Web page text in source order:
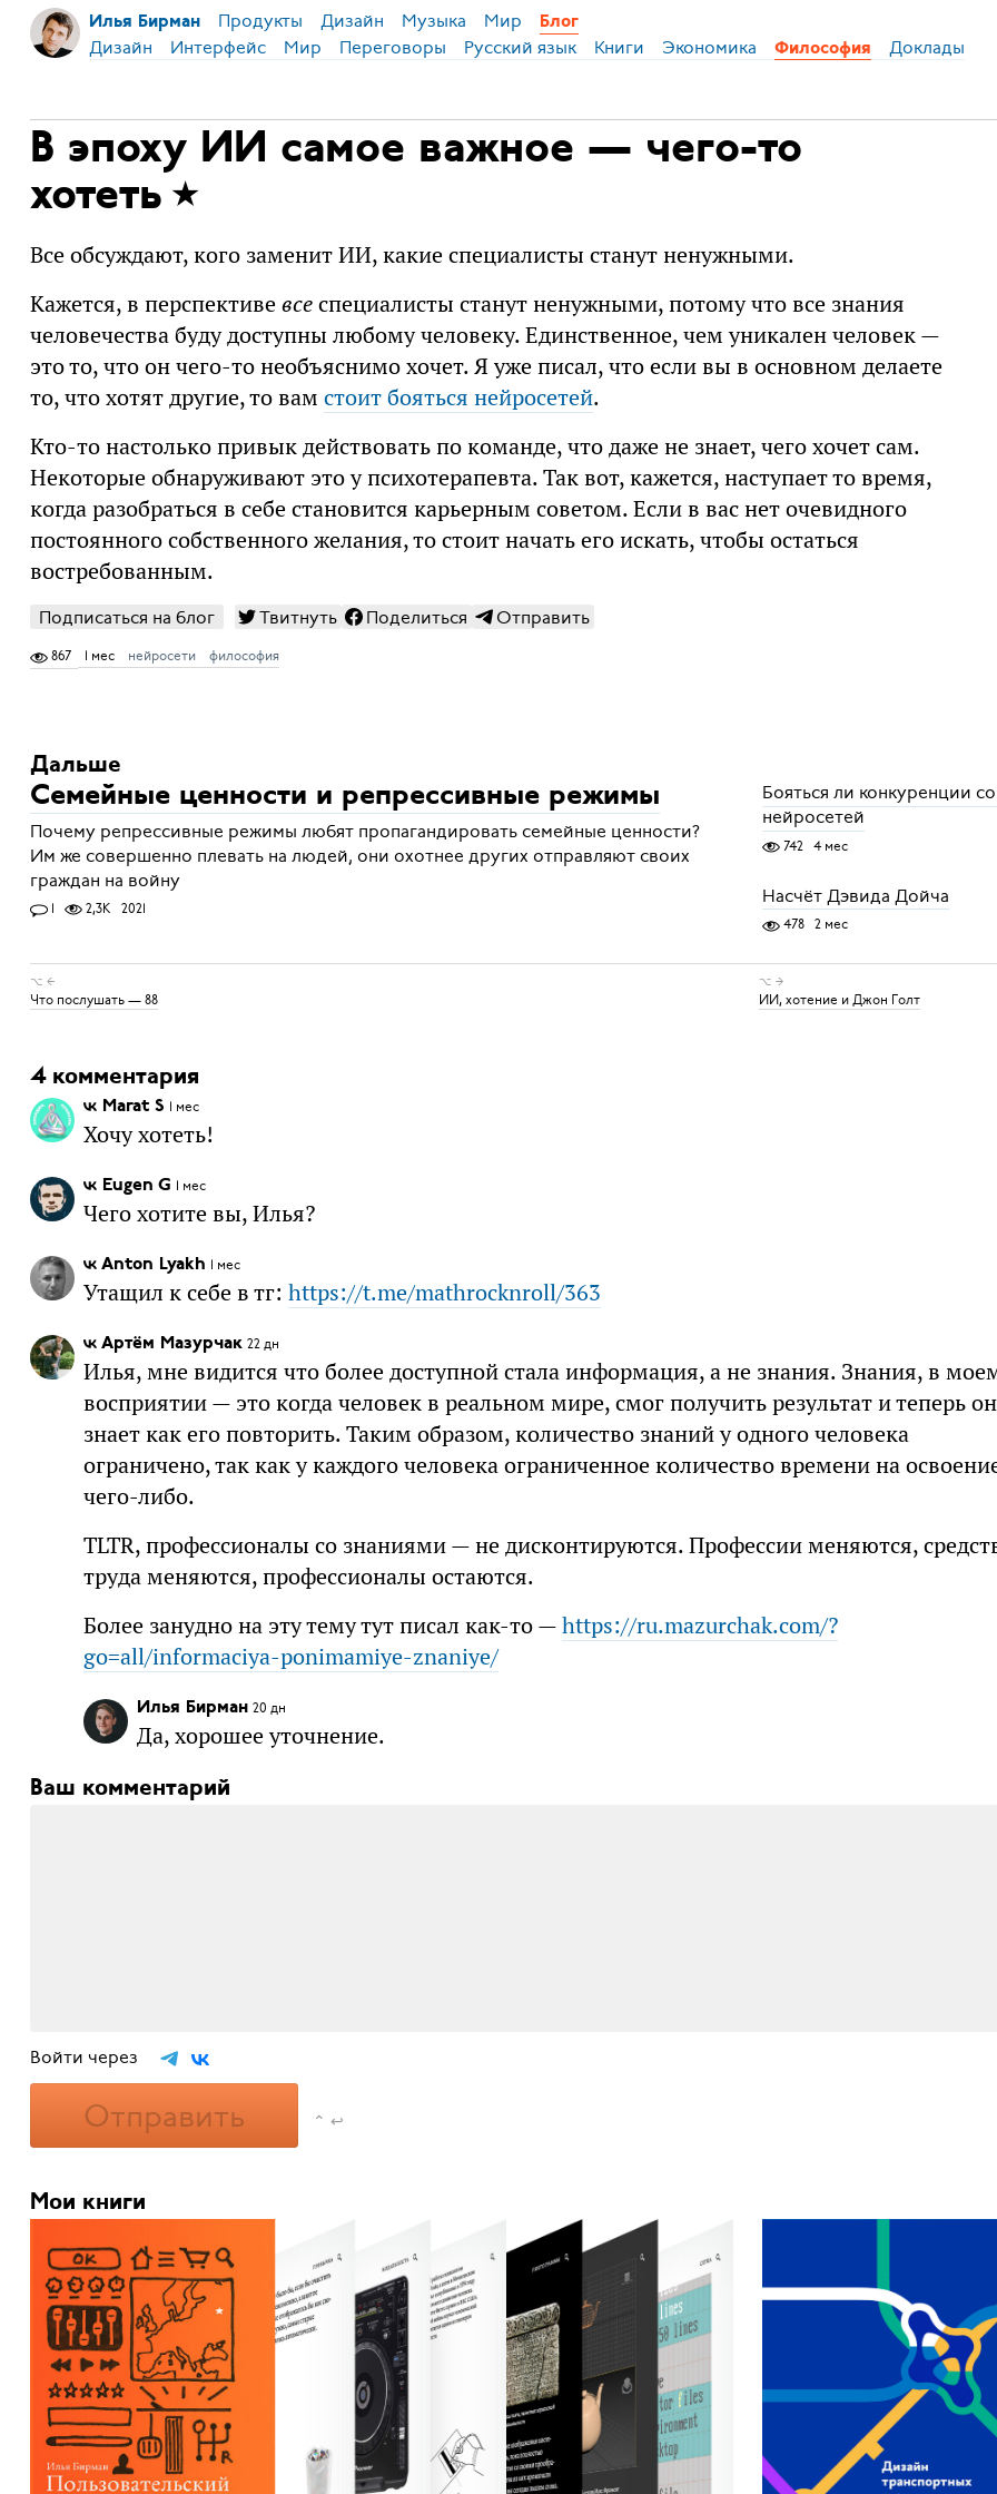
Илья Бирман Продукты Дизайн Музыка Мир Блог
Дизайн Интерфейс Мир Переговоры Русский язык Книги Экономика Философия Доклады
В эпоху ИИ самое важное — чего-то
хотеть
Все обсуждают, кого заменит ИИ, какие специалисты станут ненужными.
Кажется, в перспективевсеспециалисты станут ненужными, потому что все знания
человечества буду доступны любому человеку. Единственное, чем уникален человек —
это то, что он чего-то необъяснимо хочет. Я уже писал, что если вы в основном делаете
то, что хотят другие, то вам стоит бояться нейросетей.
Кто-то настолько привык действовать по команде, что даже не знает, чего хочет сам.
Некоторые обнаруживают это у психотерапевта. Так вот, кажется, наступает то время,
когда разобраться в себе становится карьерным советом. Если в вас нет очевидного
постоянного собственного желания, то стоит начать его искать, чтобы остаться
востребованным.
Подписаться на блог Твитнуть Поделиться Отправить
867 1 мес нейросети философия
Дальше
Семейные ценности и репрессивные режимы
Почему репрессивные режимы любят пропагандировать семейные ценности?
Им же совершенно плевать на людей, они охотнее других отправляют своих
граждан на войну
1 2,3K 2021
Бояться ли конкуренции
нейросетей
742 4 мес
Насчёт Дэвида Дойча
478 2 мес
⌥ ←
Что послушать — 88
⌥ →
ИИ, хотение и Джон Голт
4 комментария
Marat S 1 мес
Хочу хотеть!
Eugen G 1 мес
Чего хотите вы, Илья?
Anton Lyakh 1 мес
Утащил к себе в тг: https://t.me/mathrocknroll/363
Артём Мазурчак 22 дн
Илья, мне видится что более доступной стала информация, а не знания. Знания, в
восприятии — это когда человек в реальном мире, смог получить результат и теперь он
знает как его повторить. Таким образом, количество знаний у одного человека
ограничено, так как у каждого человека ограниченное количество времени на
чего-либо.
TLTR, профессионалы со знаниями — не дисконтируются. Профессии меняются,
труда меняются, профессионалы остаются.
Более занудно на эту тему тут писал как-то —https://ru.mazurchak.com/?
go=all/informaciya-ponimamiye-znaniye/
Илья Бирман 20 дн
Да, хорошее уточнение.
Ваш комментарий
Войти через
Отправить ⌃ ↩
Мои книги